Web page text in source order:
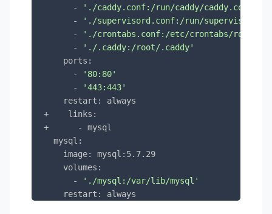
      -
'./caddy.conf:/run/caddy/caddy.conf'
      -
'./supervisord.conf:/run/supervisor/
      -
'./crontabs.conf:/etc/crontabs/root'
      -
'./.caddy:/root/.caddy'
    ports:
      -
'80:80'
      -
'443:443'
    restart: always
+    links:
+      - mysql
  mysql:
    image: mysql:5.7.29
    volumes:
      -
'./mysql:/var/lib/mysql'
    restart: always